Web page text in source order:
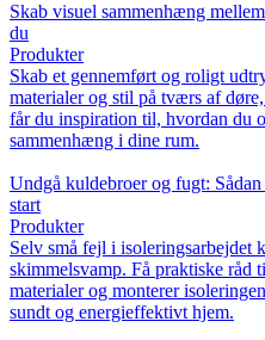
Skab visuel sammenhæng
du
Produkter
Skab et gennemført og roligt
materialer og stil på tværs af
får du inspiration til, hvordan du
sammenhæng i dine rum.
Undgå kuldebroer og fugt:
start
Produkter
Selv små fejl i isoleringsarbejdet
skimmelsvamp. Få praktiske
materialer og monterer
sundt og energieffektivt hjem.